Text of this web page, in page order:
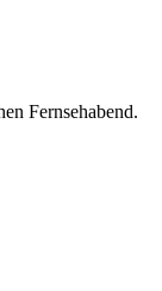
Fernsehabend.